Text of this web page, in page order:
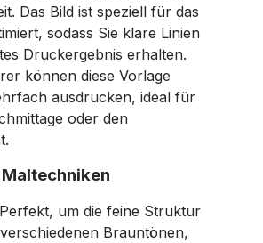
Das Bild ist speziell für das
sodass Sie klare Linien
Druckergebnis erhalten.
können diese Vorlage
ausdrucken, ideal für
oder den
Perfekt, um die feine Struktur
Brauntönen,